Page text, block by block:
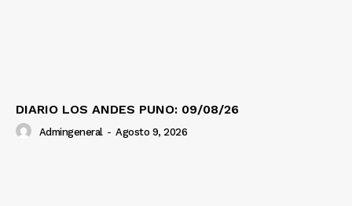
DIARIO LOS ANDES PUNO: 09/08/26
Admingeneral - Agosto 9, 2026